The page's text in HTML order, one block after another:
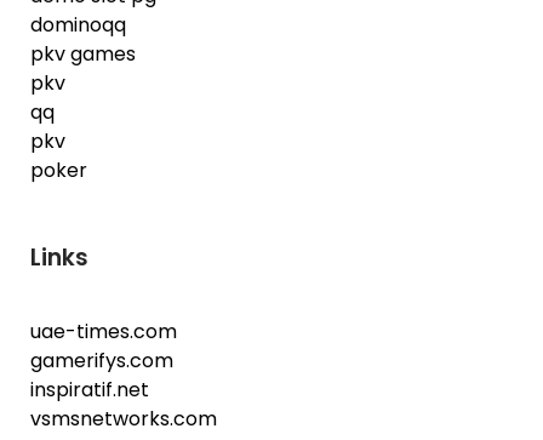
dominoqq
pkv games
pkv
qq
pkv
poker
Links
uae-times.com
gamerifys.com
inspiratif.net
vsmsnetworks.com